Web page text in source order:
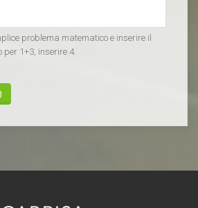
problema matematico e inserire il
1+3, inserire 4.